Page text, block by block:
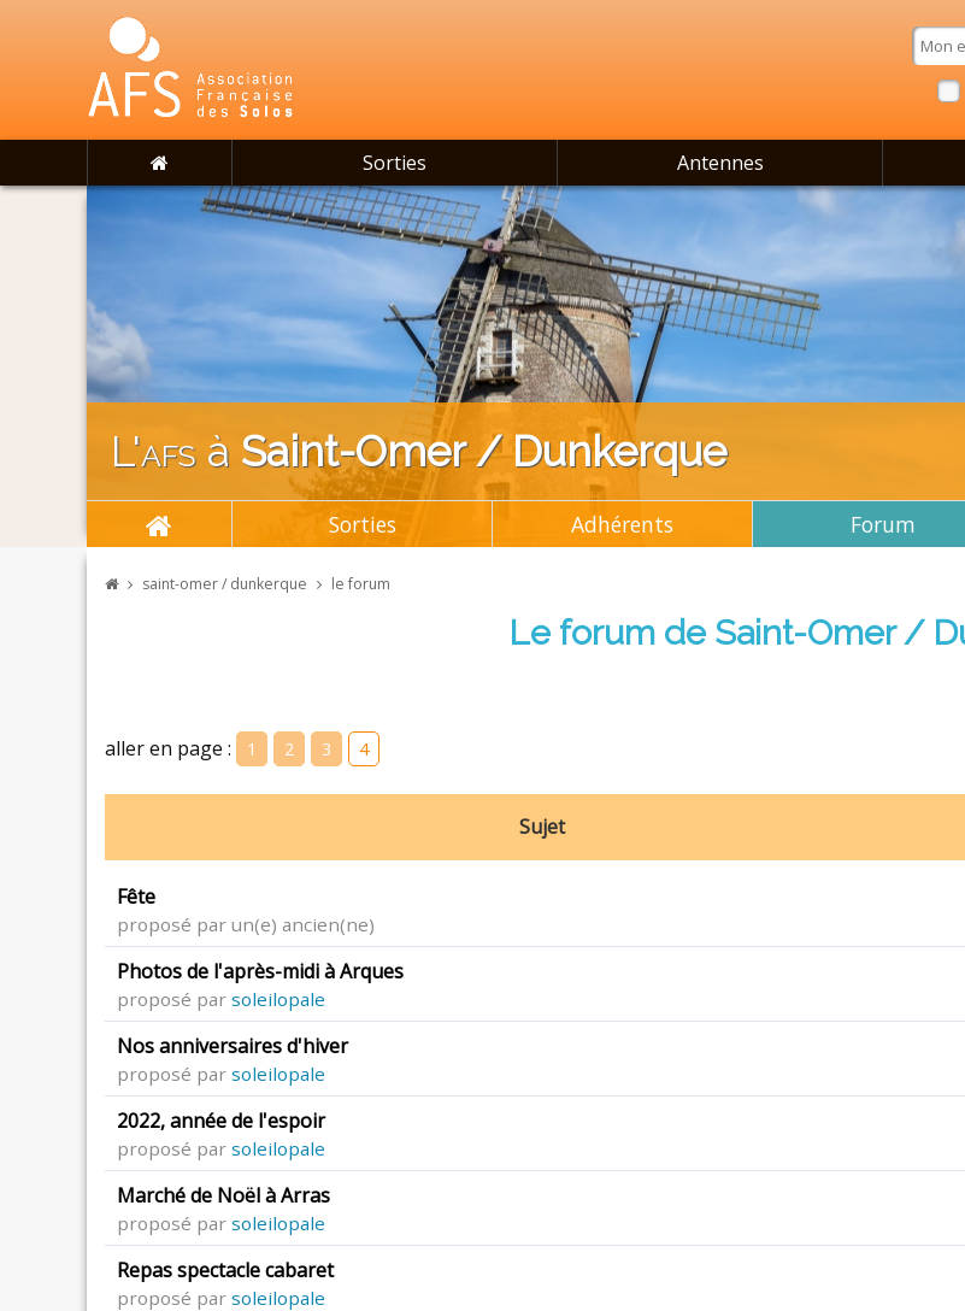
Sorties Antennes
L'afs à Saint-Omer / Dunkerque
Sorties Adhérents Forum
saint-omer / dunkerque le forum
Le forum de Saint-Omer /
aller en page :
1 2 3 4
Sujet
Fête
proposé par un(e) ancien(ne)
Photos de l'après-midi à Arques
proposé par soleilopale
Nos anniversaires d'hiver
proposé par soleilopale
2022, année de l'espoir
proposé par soleilopale
Marché de Noël à Arras
proposé par soleilopale
Repas spectacle cabaret
proposé par soleilopale